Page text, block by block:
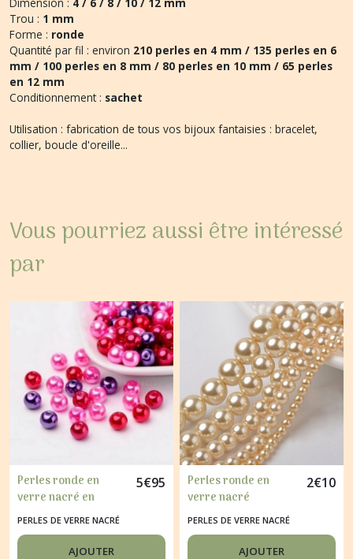
Trou : 1 mm
Forme : ronde
Quantité par fil : environ 210 perles en 4 mm / 135 perles en 6
mm / 100 perles en 8 mm / 80 perles en 10 mm / 65 perles
en 12 mm
Conditionnement : sachet
Utilisation : fabrication de tous vos bijoux fantaisies : bracelet,
collier, boucle d'oreille...
Vous pourriez aussi être intéressé
par
Perles ronde en
verre nacré en
mélange coloris
assortis 6 mm VIOLET
ROSE ROUGE
5€95
PERLES DE VERRE NACRÉ
AJOUTER
Perles ronde en
verre nacré
fabrication bijoux 4 /
6 / 8 /10 / 12 mm
DORE
2€10
PERLES DE VERRE NACRÉ
AJOUTER